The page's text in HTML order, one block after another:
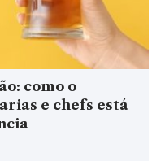
como o
e chefs está